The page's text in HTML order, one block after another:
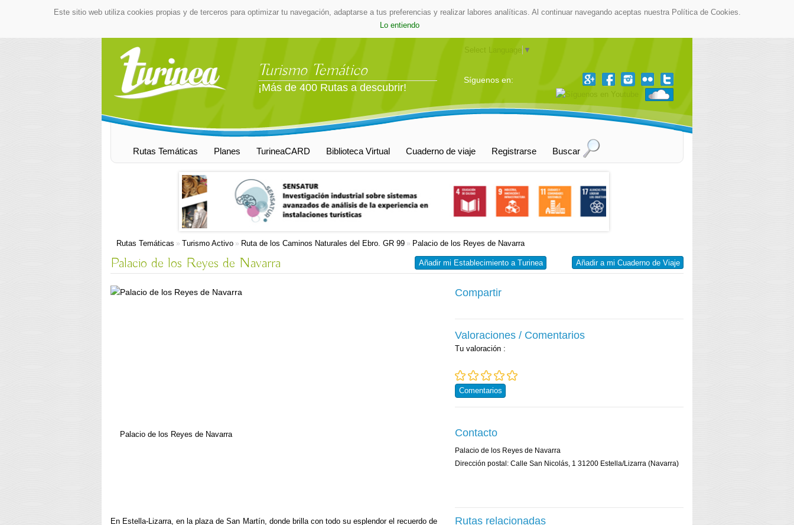
Este sitio web utiliza cookies propias y de terceros para optimizar tu navegación, adaptarse a tus preferencias y realizar labores analíticas. Al continuar navegando aceptas nuestra Política de Cookies.
Lo entiendo
Turismo Temático
¡Más de 400 Rutas a descubrir!
Select Language ▼
Síguenos en:
Rutas Temáticas Planes TurineaCARD Biblioteca Virtual Cuaderno de viaje Registrarse Buscar
Rutas Temáticas » Turismo Activo » Ruta de los Caminos Naturales del Ebro. GR 99 » Palacio de los Reyes de Navarra
Añadir a mi Cuaderno de Viaje
Añadir mi Establecimiento a Turinea
Palacio de los Reyes de Navarra
Palacio de los Reyes de Navarra
En Estella-Lizarra, en la plaza de San Martín, donde brilla con todo su esplendor el recuerdo de
Compartir
Valoraciones / Comentarios
Tu valoración :
Comentarios
Contacto
Palacio de los Reyes de Navarra
Dirección postal: Calle San Nicolás, 1 31200 Estella/Lizarra (Navarra)
Rutas relacionadas